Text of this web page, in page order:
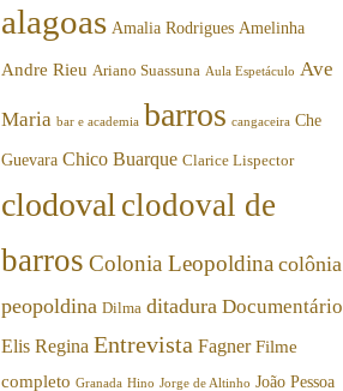
alagoas Amalia Rodrigues Amelinha
Andre Rieu Ariano Suassuna Aula Espetáculo Ave
Maria bar e academia barros cangaceira Che
Guevara Chico Buarque Clarice Lispector
clodoval clodoval de
barros Colonia Leopoldina colônia
peopoldina Dilma ditadura Documentário
Elis Regina Entrevista Fagner Filme
completo Granada Hino Jorge de Altinho João Pessoa